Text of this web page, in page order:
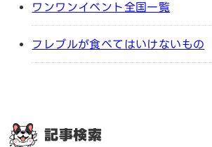
ワンワンイベント全国一覧
フレブルが食べてはいけないもの
記事検索